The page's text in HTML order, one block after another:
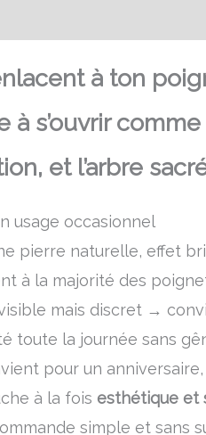
à ton
s’ouvrir
et l’arbre
usage occasionnel
pierre naturelle, effet
à la majorité des
mais discret →
toute la journée sans
pour un
à la fois esthétique et
simple et sans